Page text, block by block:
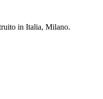
in Italia, Milano.